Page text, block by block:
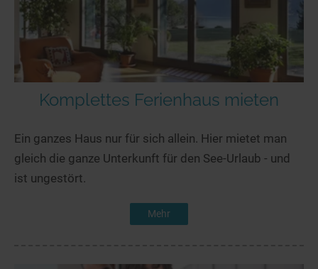
Komplettes Ferienhaus mieten
Ein ganzes Haus nur für sich allein. Hier mietet man
gleich die ganze Unterkunft für den See-Urlaub - und
ist ungestört.
Mehr